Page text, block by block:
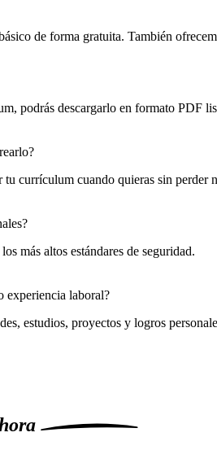
de forma gratuita. También
podrás descargarlo en formato PDF
tu currículum cuando quieras sin perder
más altos estándares de seguridad.
experiencia laboral?
estudios, proyectos y logros